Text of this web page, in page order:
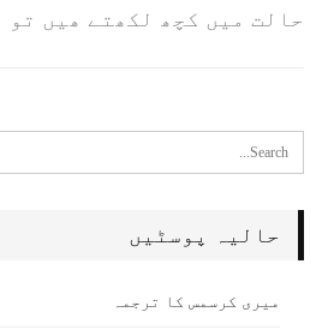
حالت میں کچھ لکھتے ھیں
حالیہ پوسٹیں
میری کرسمس کا ترجمہ